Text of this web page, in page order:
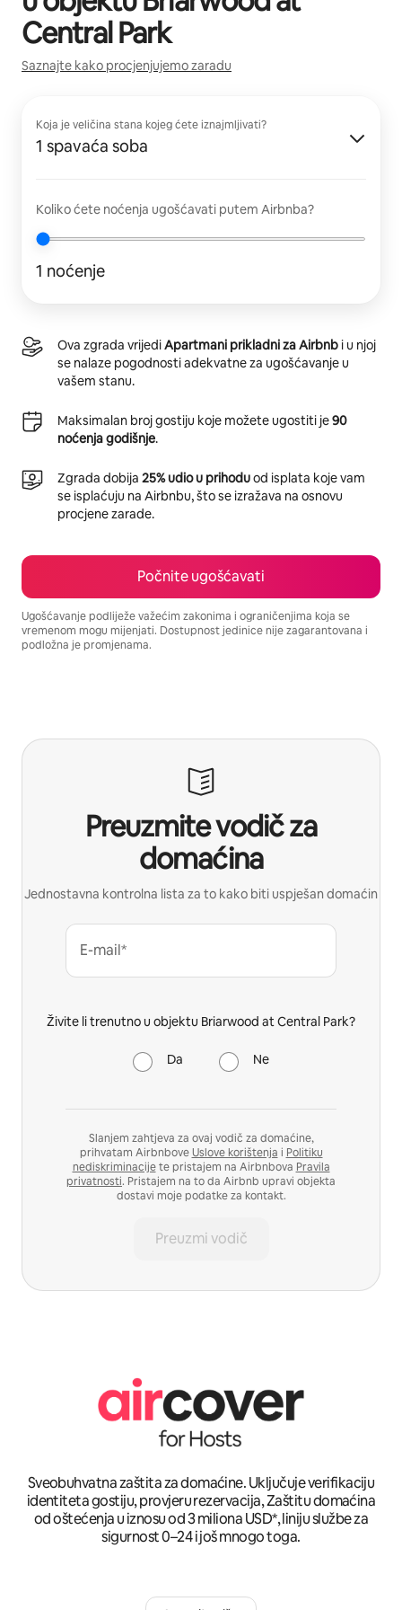
Central Park
Saznajte kako procjenjujemo zaradu
Koja je veličina stana kojeg ćete iznajmljivati?
1 spavaća soba
Koliko ćete noćenja ugošćavati putem Airbnba?
1 noćenje
Ova zgrada vrijediApartmani prikladni za Airbnb i u njoj
se nalaze pogodnosti adekvatne za ugošćavanje u
vašem stanu.
Maksimalan broj gostiju koje možete ugostiti je90
noćenja godišnje.
Zgrada dobija 25% udio u prihoduod isplata koje vam
se isplaćuju na Airbnbu, što se izražava na osnovu
procjene zarade.
Počnite ugošćavati
Ugošćavanje podliježe važećim zakonima i ograničenjima koja se
vremenom mogu mijenjati. Dostupnost jedinice nije zagarantovana i
podložna je promjenama.
Preuzmite vodič za
domaćina
Jednostavna kontrolna lista za to kako biti uspješan domaćin
E-mail*
Živite li trenutno u objektu Briarwood at Central Park?
Da Ne
Slanjem zahtjeva za ovaj vodič za domaćine,
prihvatam AirbnboveUslove korištenja i Politiku
nediskriminacijete pristajem na Airbnbova Pravila
privatnosti. Pristajem na to da Airbnb upravi objekta
dostavi moje podatke za kontakt.
Preuzmi vodič
Sveobuhvatna zaštita za domaćine. Uključuje verifikaciju
identiteta gostiju, provjeru rezervacija, Zaštitu domaćina
od oštećenja u iznosu od 3 miliona USD*, liniju službe za
sigurnost 0–24 i još mnogo toga.